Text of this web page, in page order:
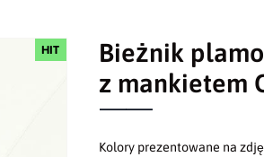
HIT
Bieżnik
z mankietem
Kolory prezentowane na